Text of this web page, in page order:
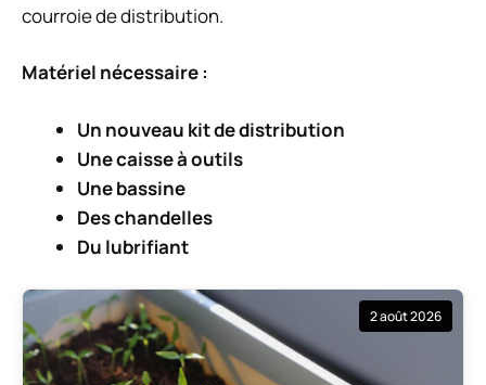
courroie de distribution.
Matériel nécessaire :
Un nouveau kit de distribution
Une caisse à outils
Une bassine
Des chandelles
Du lubrifiant
2 août 2026